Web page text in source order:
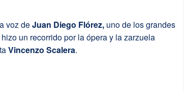
voz deJuan Diego Flórez,uno de los grandes
un recorrido por la ópera y la zarzuela
Vincenzo Scalera.